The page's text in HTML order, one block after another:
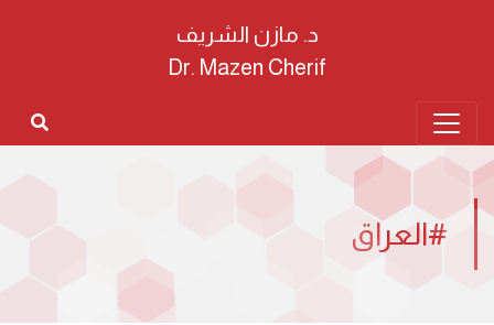
د. مازن الشريف
Dr. Mazen Cherif
#العراق